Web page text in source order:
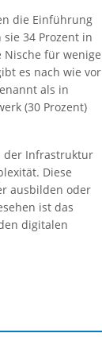
die Einführung
34 Prozent in
Nische für wenige
es nach wie vor
als in
(30 Prozent)
der Infrastruktur
Diese
ausbilden oder
ist das
digitalen